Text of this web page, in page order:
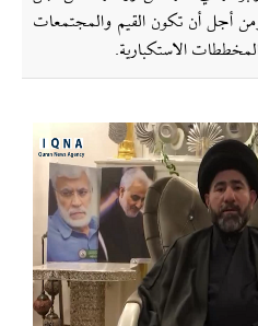
أجل أن تكون القيم والمجتمعات
الاستكبارية.